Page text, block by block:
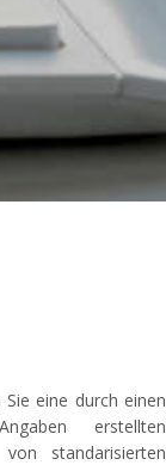
eine durch einen
erstellten
standarisierten